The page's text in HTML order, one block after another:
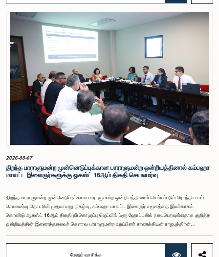
விசேட குழுக் கூட்டத்தின் போதே இத்தீர்மானம் எடுக்கப்பட்டது.2004, 2007 மற்றும் 2022 ஆம்
ஆண்டுகளில் வெளியிடப்பட்ட பாராளுமன்ற விசேட குழுக்களின் அறிக்கைகள் மற்றும் தனிநபர்கள்,
அமைப்புகள் ஆகியவற்றினால் சமர்ப்பிக்கப்பட்டுள்ள 31 முன்மொழிவுகளை அடிப்படையாகக் கொண்டு
தேர்தல் சீர்திருத்தங்கள் தொடர்பாக விரிவான கலந்துரையாடல் இங்கு இடம்பெற்றது.உள்ளூராட்சி
மன்றத் தேர்தல் முறைக்காக கலப்பு தேர்தல் முறையை அறிமுகப்படுத்துதல், சிறு கட்சிகள் மற்றும்
சிறுபான்மை குழுக்களின் பிரதிநிதித்துவத்தை உறுதிப்படுத்துதல், பெண்களின் பிரதிநிதித்துவத்தை
மேம்படுத்துதல், மின்னணு வாக்களிப்பு முறையை அறிமுகப்படுத்துதல், முன்கூட்டியே வாக்களிக்கும்
வசதியை ஏற்படுத்துதல் உள்ளிட்ட பல்வேறு முன்மொழிவுகள் தொடர்பில் இக்கூட்டத்தில் விசேட கவனம்
செலுத்தப்பட்டது.மேலும், வெளிநாடுகளில் வாழும் இலங்கையர்களுக்கு வாக்களிக்கும் உரிமையை
வழங்குவது தொடர்பான முன்மொழிவுகளும் பரிசீலிக்கப்பட்டதுடன், அதற்குத் தேவையான சட்ட மற்றும்
நிர்வாக ஏற்பாடுகள் குறித்து மேலும் விரிவான ஆய்வு மேற்கொள்ள வேண்டியதன் அவசியமும்
வலியுறுத்தப்பட்டது.விசேட குழுவினால் நியமிக்கப்பட்டுள்ள நிபுணர் குழு, கிடைத்துள்ள 31
முன்மொழிவுகளையும் முந்தைய பாராளுமன்ற விசேட குழுக்களின் அறிக்கைகளையும் பகுப்பாய்வு
செய்து, நடைமுறைக்கு ஏற்ற பரிந்துரைகளைக் கொண்ட அறிக்கையொன்றைத் தயாரிக்கவுள்ளது.
அதனைத் தொடர்ந்து, அந்தப் பரிந்துரைகளை ஆராய்ந்து அடுத்தகட்ட நடவடிக்கைகளை முன்னெடுக்க
குழு தீர்மானித்தது.இக்கூட்டத்தில், குழு உறுப்பினரான அமைச்சர் கலாநிதி உபாலி பன்னிலகே மற்றும்
பாராளுமன்ற உறுப்பினர்களான ரவி கருணாநாயக்க, ருவந்திலக ஜயக்கொடி மற்றும் கதிரவேலு
சண்முகம் குகதாசன் ஆகியோர் கலந்துகொண்டனர்.
2026-08-07
திறந்த பாராளுமன்ற முன்னெடுப்புக்கான பாராளுமன்ற ஒன்றியத்தினால் கம்பஹா
மாவட்ட இளைஞர்களுக்கு ஓகஸ்ட் 16ஆம் திகதி செயலமர்வு
திறந்த பாராளுமன்ற முன்னெடுப்புக்கான பாராளுமன்ற ஒன்றியத்தினால் செய்யப்படும் பிராந்திய மட்ட
செயலமர்வு தொடரின் முதலாவது நிகழ்வு, கம்பஹா மாவட்ட இளைஞர் சமூகத்தை இலக்காகக்
கொண்டு ஆகஸ்ட் 16ஆம் திகதி நீர்கொழும்பு ஜெட்விங் ப்ளூ ஹோட்டலில் நடைபெறவுள்ளதாக குறித்த
ஒன்றியத்தின் இணைத்தலைவர் கௌரவ பாராளுமன்ற உறுப்பினர் சாணக்கியன் ராஜபுத்திரன்
மேலும் வாசிக்க